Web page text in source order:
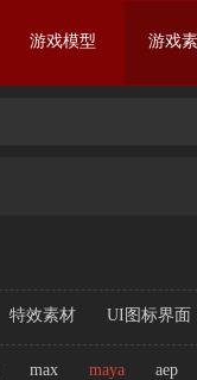
游戏模型 游戏
特效素材 UI图标界面
max maya aep